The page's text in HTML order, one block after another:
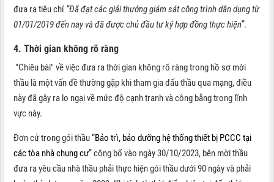
đưa ra tiêu chí “Đã đạt các giải thưởng giám sát công trình dân dụng từ
01/01/2019 đến nay và đã được chủ đầu tư ký hợp đồng thực hiện”.
4. Thời gian không rõ ràng
"Chiêu bài" về việc đưa ra thời gian không rõ ràng trong hồ sơ mời
thầu là một vấn đề thường gặp khi tham gia đấu thầu qua mạng, điều
này đã gây ra lo ngại về mức độ cạnh tranh và công bằng trong lĩnh
vực này.
Đơn cử trong gói thầu “Bảo trì, bảo dưỡng hệ thống thiết bị PCCC tại
các tòa nhà chung cư” công bố vào ngày 30/10/2023, bên mời thầu
đưa ra yêu cầu nhà thầu phải thực hiện gói thầu dưới 90 ngày và phải